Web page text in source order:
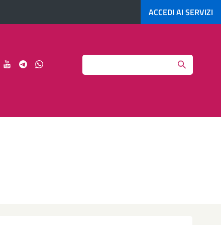
ACCEDI AI SERVIZI
Seguici SeguiciSeguiciSeguici
Search